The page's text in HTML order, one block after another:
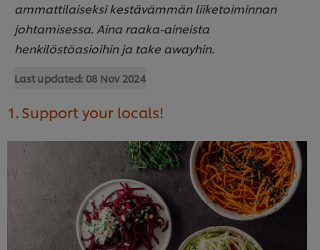
ammattilaiseksi kestävämmän liiketoiminnan
johtamisessa. Aina raaka-aineista
henkilöstöasioihin ja take awayhin.
Last updated: 08 Nov 2024
1.Support your locals!